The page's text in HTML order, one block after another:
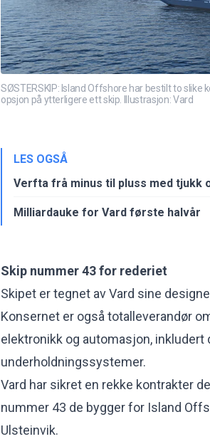
SØSTERSKIP: Island Offshore har bestilt to slike
opsjon på ytterligere ett skip. Illustrasjon: Vard
LES OGSÅ
Verfta frå minus til pluss med tjukk
Milliardauke for Vard første halvår
Skip nummer 43 for rederiet
Skipet er tegnet av Vard sine
Konsernet er også totalleverandør
elektronikk og automasjon, inkludert
underholdningssystemer.
Vard har sikret en rekke kontrakter
nummer 43 de bygger for Island
Ulsteinvik.